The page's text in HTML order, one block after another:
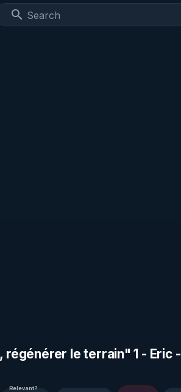
régénérer le terrain" 1 - Eric -
Relevant?